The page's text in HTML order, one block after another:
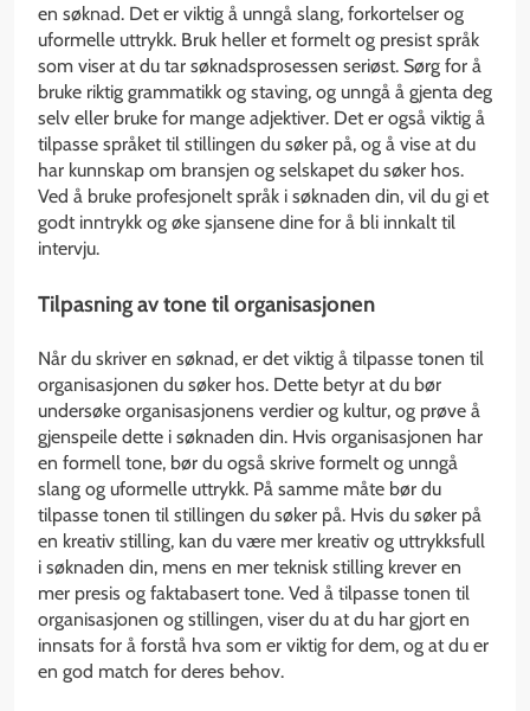
en søknad. Det er viktig å unngå slang, forkortelser og
uformelle uttrykk. Bruk heller et formelt og presist språk
som viser at du tar søknadsprosessen seriøst. Sørg for å
bruke riktig grammatikk og staving, og unngå å gjenta deg
selv eller bruke for mange adjektiver. Det er også viktig å
tilpasse språket til stillingen du søker på, og å vise at du
har kunnskap om bransjen og selskapet du søker hos.
Ved å bruke profesjonelt språk i søknaden din, vil du gi et
godt inntrykk og øke sjansene dine for å bli innkalt til
intervju.
Tilpasning av tone til organisasjonen
Når du skriver en søknad, er det viktig å tilpasse tonen til
organisasjonen du søker hos. Dette betyr at du bør
undersøke organisasjonens verdier og kultur, og prøve å
gjenspeile dette i søknaden din. Hvis organisasjonen har
en formell tone, bør du også skrive formelt og unngå
slang og uformelle uttrykk. På samme måte bør du
tilpasse tonen til stillingen du søker på. Hvis du søker på
en kreativ stilling, kan du være mer kreativ og uttrykksfull
i søknaden din, mens en mer teknisk stilling krever en
mer presis og faktabasert tone. Ved å tilpasse tonen til
organisasjonen og stillingen, viser du at du har gjort en
innsats for å forstå hva som er viktig for dem, og at du er
en god match for deres behov.